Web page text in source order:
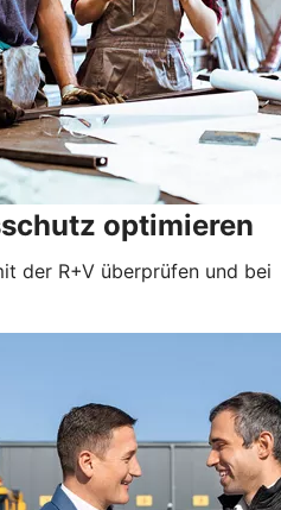
optimieren
der R+V überprüfen und bei